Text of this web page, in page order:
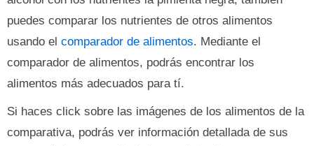
puedes comparar los nutrientes de otros alimentos
usando el comparador de alimentos. Mediante el
comparador de alimentos, podrás encontrar los
alimentos más adecuados para tí.
Si haces click sobre las imágenes de los alimentos de la
comparativa, podrás ver información detallada de sus